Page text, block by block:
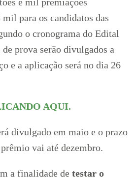
para os candidatos das
o cronograma do Edital
prova serão divulgados a
e a aplicação será no dia 26
AQUI.
divulgado em maio e o prazo
vai até dezembro.
a finalidade de testar o